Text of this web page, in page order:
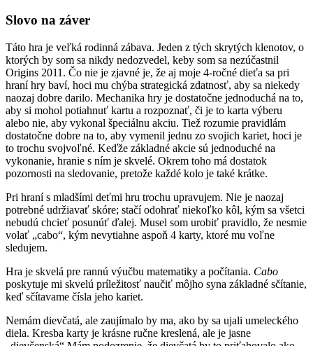
Slovo na záver
Táto hra je veľká rodinná zábava. Jeden z tých skrytých klenotov, o
ktorých by som sa nikdy nedozvedel, keby som sa nezúčastnil
Origins 2011. Čo nie je zjavné je, že aj moje 4-ročné dieťa sa pri
hraní hry baví, hoci mu chýba strategická zdatnosť, aby sa niekedy
naozaj dobre darilo. Mechanika hry je dostatočne jednoduchá na to,
aby si mohol potiahnuť kartu a rozpoznať, či je to karta výberu
alebo nie, aby vykonal špeciálnu akciu. Tiež rozumie pravidlám
dostatočne dobre na to, aby vymenil jednu zo svojich kariet, hoci je
to trochu svojvoľné. Keďže základné akcie sú jednoduché na
vykonanie, hranie s ním je skvelé. Okrem toho má dostatok
pozornosti na sledovanie, pretože každé kolo je také krátke.
Pri hraní s mladšími deťmi hru trochu upravujem. Nie je naozaj
potrebné udržiavať skóre; stačí odohrať niekoľko kôl, kým sa všetci
nebudú chcieť posunúť ďalej. Musel som urobiť pravidlo, že nesmie
volať „cabo“, kým nevytiahne aspoň 4 karty, ktoré mu voľne
sledujem.
Hra je skvelá pre rannú výučbu matematiky a počítania. Cabo
poskytuje mi skvelú príležitosť naučiť môjho syna základné sčítanie,
keď sčítavame čísla jeho kariet.
Nemám dievčatá, ale zaujímalo by ma, ako by sa ujali umeleckého
diela. Kresba karty je krásne ručne kreslená, ale je jasne